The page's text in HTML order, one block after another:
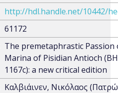
http://hdl.handle.net/10442/
61172
The premetaphrastic Passion
Marina of Pisidian Antioch
1167c): a new critical edition
Καλβιάινεν, Νικόλαος